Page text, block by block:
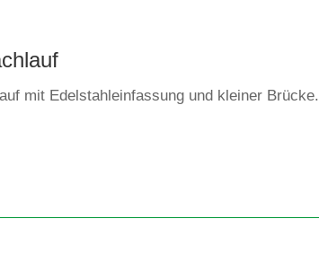
mit Edelstahleinfassung und kleiner Brücke.